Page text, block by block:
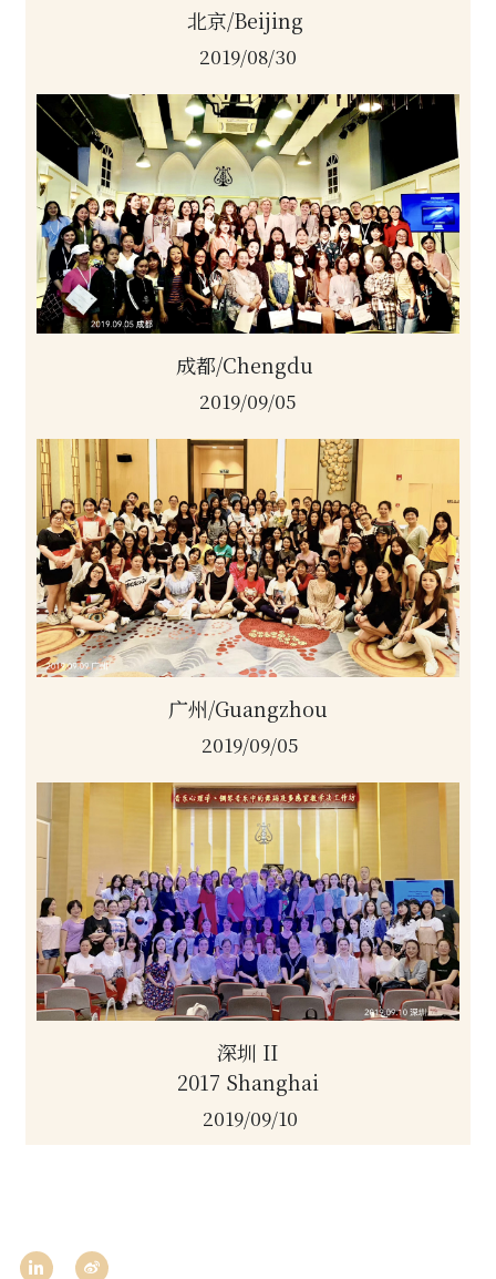
北京/Beijing
2019/08/30
成都/Chengdu
2019/09/05
广州/Guangzhou
2019/09/05
深圳 II
2017 Shanghai
2019/09/10